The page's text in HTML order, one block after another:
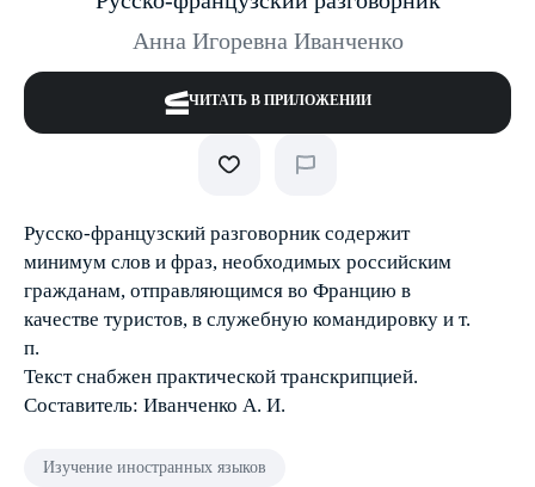
Анна Игоревна Иванченко
ЧИТАТЬ В ПРИЛОЖЕНИИ
Русско-французский разговорник содержит
минимум слов и фраз, необходимых российским
гражданам, отправляющимся во Францию в
качестве туристов, в служебную командировку и т.
п.
Текст снабжен практической транскрипцией.
Составитель: Иванченко А. И.
Изучение иностранных языков